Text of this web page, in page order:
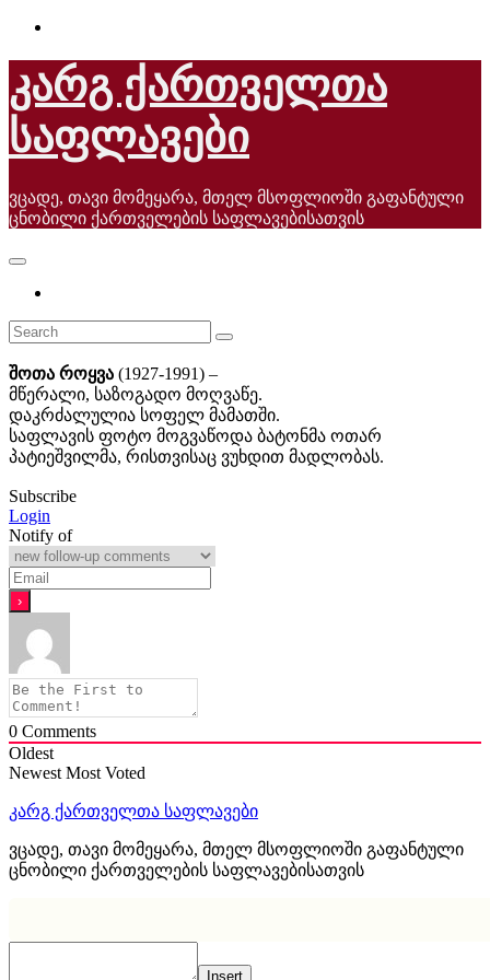
Skip
content
კარგ ქართველთა
საფლავები
ვცადე, თავი მომეყარა, მთელ მსოფლიოში გაფანტული
ცნობილი ქართველების საფლავებისათვის
შოთა როყვა (1927-1991) –
მწერალი, საზოგადო მოღვაწე.
დაკრძალულია სოფელ მამათში.
საფლავის ფოტო მოგვაწოდა ბატონმა ოთარ
პატიეშვილმა, რისთვისაც ვუხდით მადლობას.
Subscribe
Login
Notify of
0 Comments
Oldest
Newest Most Voted
კარგ ქართველთა საფლავები
ვცადე, თავი მომეყარა, მთელ მსოფლიოში გაფანტული
ცნობილი ქართველების საფლავებისათვის
Insert